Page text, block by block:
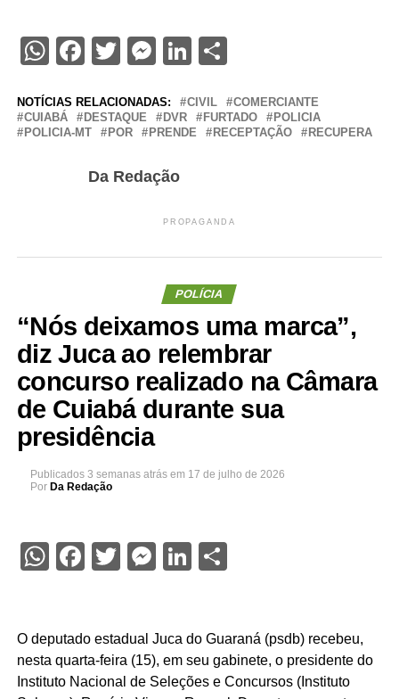
WhatsApp
Facebook
TwitterMessenger
LinkedIn
NOTÍCIAS RELACIONADAS: CIVIL
COMERCIANTE
CUIABÁ
DESTAQUE DVR FURTADO
POLICIA
POLICIA-MT
POR PRENDE RECEPTAÇÃO RECUPERA
Da Redação
PROPAGANDA
POLÍCIA
“Nós deixamos uma marca”,
diz Juca ao relembrar
concurso realizado na Câmara
de Cuiabá durante sua
presidência
Publicados 3 semanas atrás em 17 de julho de 2026
Por Da Redação
WhatsApp
Facebook
TwitterMessenger
LinkedIn
O deputado estadual Juca do Guaraná (psdb) recebeu,
nesta quarta-feira (15), em seu gabinete, o presidente do
Instituto Nacional de Seleções e Concursos (Instituto